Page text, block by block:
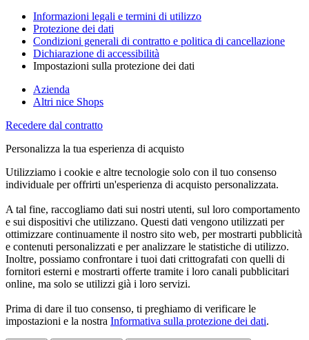
Informazioni legali e termini di utilizzo
Protezione dei dati
Condizioni generali di contratto e politica di cancellazione
Dichiarazione di accessibilità
Impostazioni sulla protezione dei dati
Azienda
Altri nice Shops
Recedere dal contratto
Personalizza la tua esperienza di acquisto
Utilizziamo i cookie e altre tecnologie solo con il tuo consenso
individuale per offrirti un'esperienza di acquisto personalizzata.
A tal fine, raccogliamo dati sui nostri utenti, sul loro comportamento
e sui dispositivi che utilizzano. Questi dati vengono utilizzati per
ottimizzare continuamente il nostro sito web, per mostrarti pubblicità
e contenuti personalizzati e per analizzare le statistiche di utilizzo.
Inoltre, possiamo confrontare i tuoi dati crittografati con quelli di
fornitori esterni e mostrarti offerte tramite i loro canali pubblicitari
online, ma solo se utilizzi già i loro servizi.
Prima di dare il tuo consenso, ti preghiamo di verificare le
impostazioni e la nostra Informativa sulla protezione dei dati.